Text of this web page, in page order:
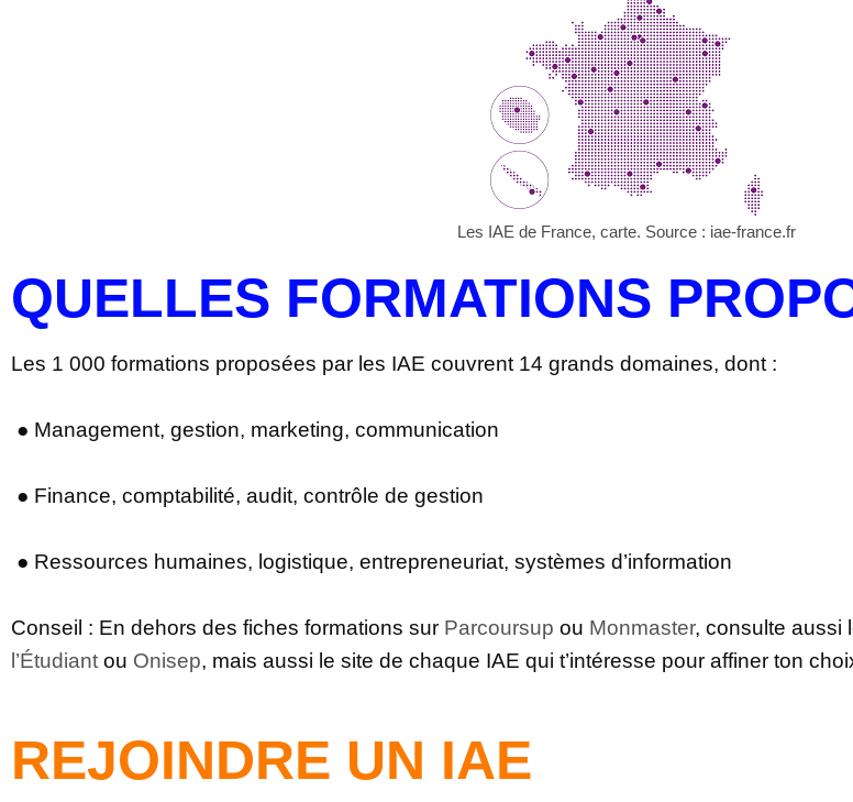
Les IAE de France, carte. Source : iae-france.fr
QUELLES FORMATIONS
Les 1 000 formations proposées par les IAE couvrent 14 grands domaines, dont :
● Management, gestion, marketing, communication
● Finance, comptabilité, audit, contrôle de gestion
● Ressources humaines, logistique, entrepreneuriat, systèmes d’information
Conseil : En dehors des fiches formations sur Parcoursup ou Monmaster, consulte aussi
l’Étudiant ou Onisep, mais aussi le site de chaque IAE qui t’intéresse pour affiner ton
REJOINDRE UN IAE